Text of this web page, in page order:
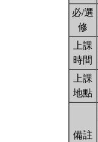
必/選
修
上課
時間
上課
地點
備註